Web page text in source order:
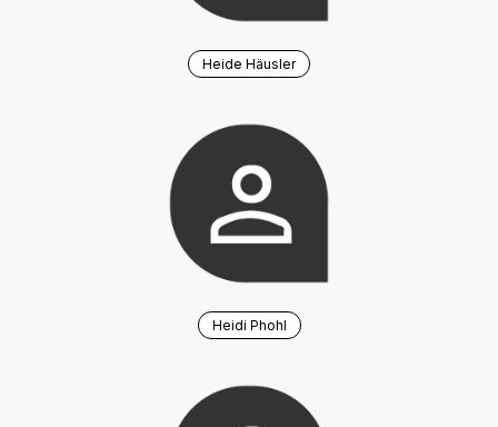
Heide Häusler
Heidi Phohl